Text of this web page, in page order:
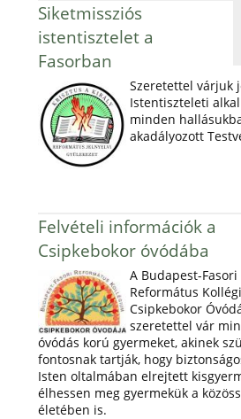
Siketmissziós
istentisztelet a
Fasorban
Szeretettel várjuk
Istentiszteleti
minden
akadályozott
Felvételi információk a
Csipkebokor óvódába
A Budapest-Fasori
Református
Csipkebokor
szeretettel vár
óvódás korú gyermeket, akinek
fontosnak tartják, hogy
Isten oltalmában elrejtett
élhessen meg gyermekük a
életében is.